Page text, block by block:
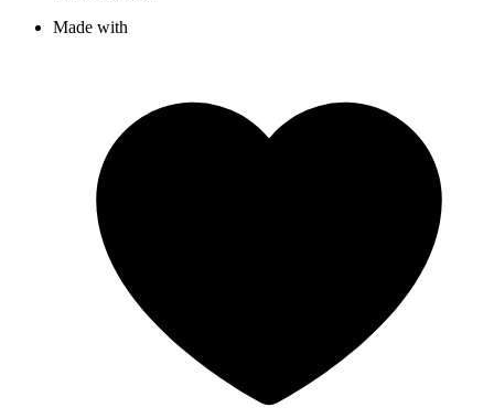
Made with